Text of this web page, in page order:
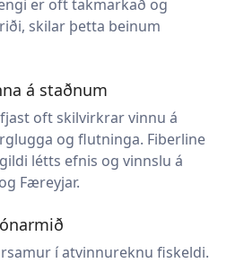
er oft takmarkað og
skilar þetta beinum
á staðnum
oft skilvirkrar vinnu á
og flutninga. Fiberline
létts efnis og vinnslu á
Færeyjar.
í atvinnureknu fiskeldi.